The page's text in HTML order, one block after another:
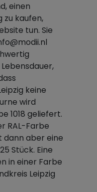
einen
zu kaufen,
tun. Sie
keine
wird
1018 geliefert.
RAL-Farbe
dann aber eine
Stück. Eine
in einer Farbe
Leipzig